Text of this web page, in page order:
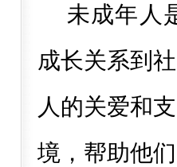
未成年人
成长关系到
人的关爱和
境，帮助他